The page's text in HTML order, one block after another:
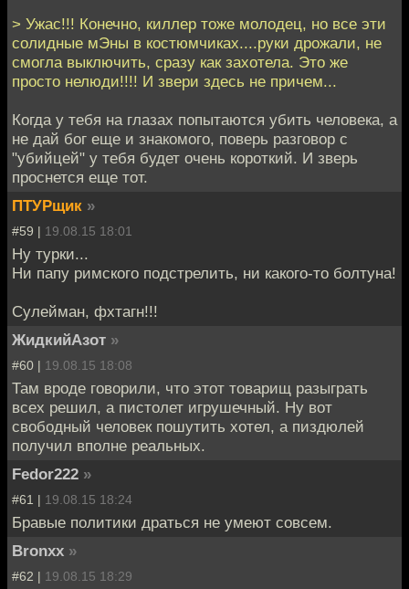
> Ужас!!! Конечно, киллер тоже молодец, но все эти
солидные мЭны в костюмчиках....руки дрожали, не
смогла выключить, сразу как захотела. Это же
просто нелюди!!!! И звери здесь не причем...
Когда у тебя на глазах попытаются убить человека, а
не дай бог еще и знакомого, поверь разговор с
"убийцей" у тебя будет очень короткий. И зверь
проснется еще тот.
ПТУРщик »
#59 | 19.08.15 18:01
Ну турки...
Ни папу римского подстрелить, ни какого-то болтуна!
Сулейман, фхтагн!!!
ЖидкийАзот »
#60 | 19.08.15 18:08
Там вроде говорили, что этот товарищ разыграть
всех решил, а пистолет игрушечный. Ну вот
свободный человек пошутить хотел, а пиздюлей
получил вполне реальных.
Fedor222 »
#61 | 19.08.15 18:24
Бравые политики драться не умеют совсем.
Bronxx »
#62 | 19.08.15 18:29